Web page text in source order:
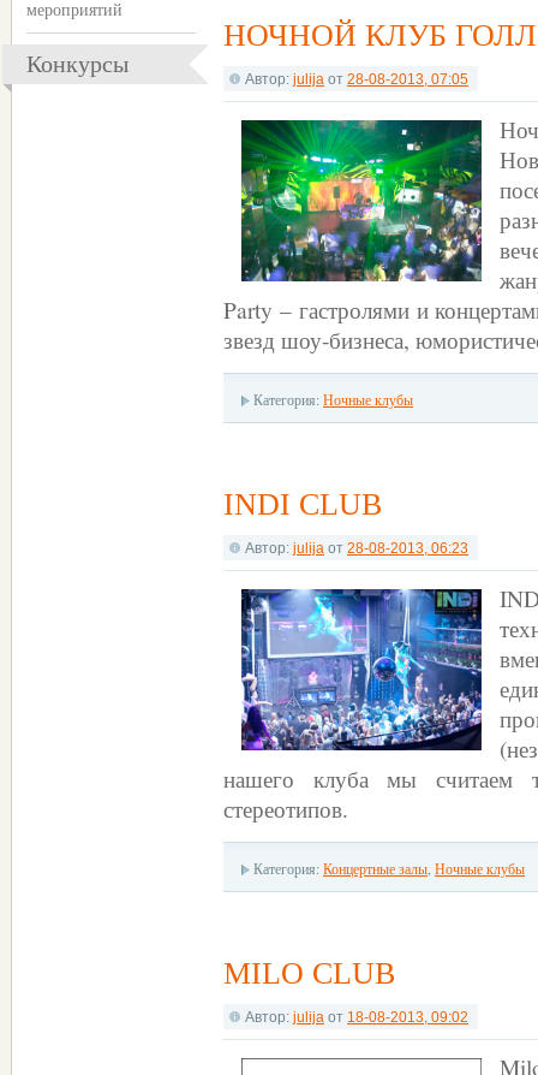
мероприятий
Конкурсы
НОЧНОЙ КЛУБ
Автор: julija от 28-08-2013, 07:05
Party – гастролями и
звезд шоу-бизнеса,
Категория: Ночные клубы
INDI CLUB
Автор: julija от 28-08-2013, 06:23
нашего клуба мы считаем
стереотипов.
Категория: Концертные залы, Ночные клубы
MILO CLUB
Автор: julija от 18-08-2013, 09:02